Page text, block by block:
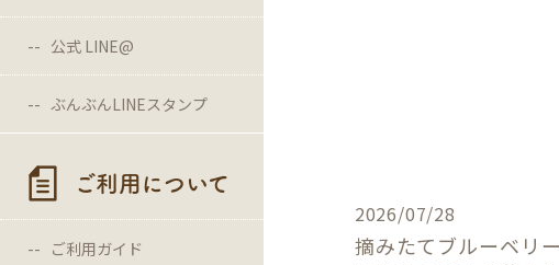
公式 LINE@
ぶんぶんLINEスタンプ
ご利用について
ご利用ガイド
2026/07/28
摘みたてブルーベリ